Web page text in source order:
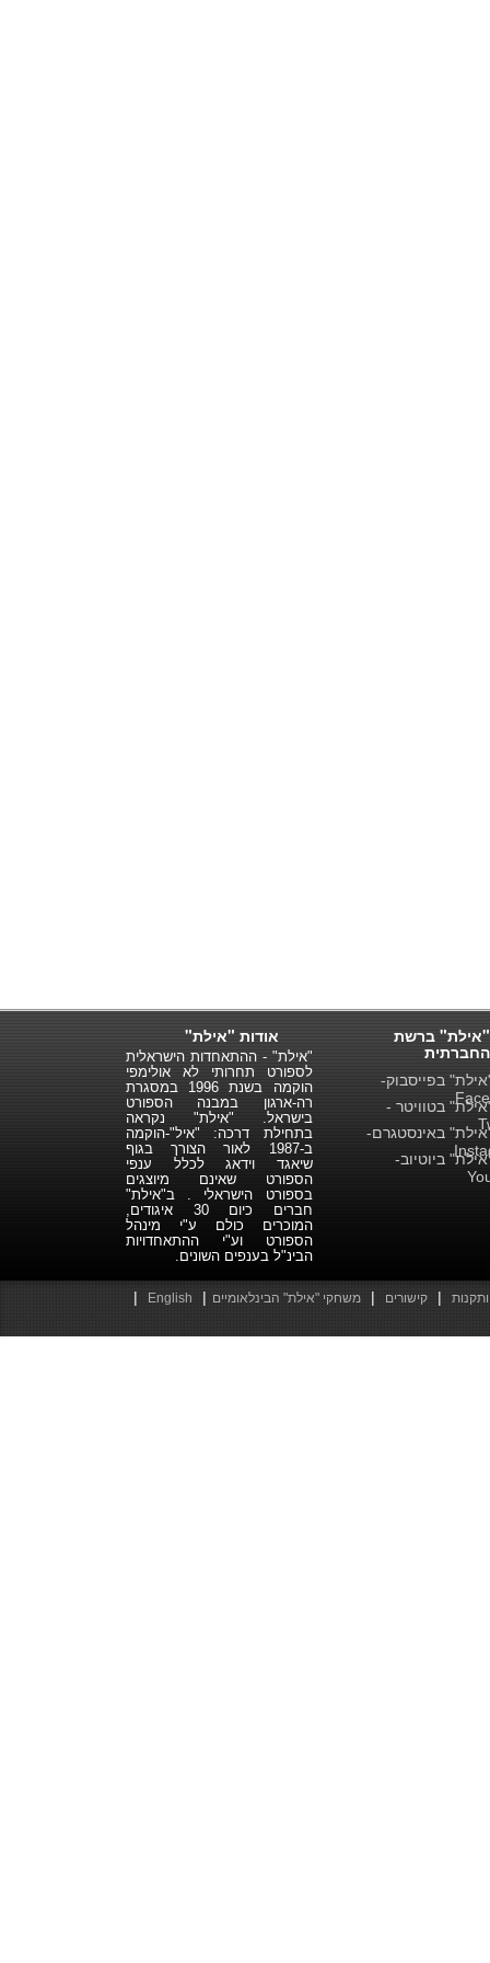
אודות "אילת"
"אילת" - ההתאחדות הישראלית
לספורט תחרותי לא אולימפי
הוקמה בשנת 1996 במסגרת
רה-ארגון במבנה הספורט
בישראל. "אילת" נקראה
בתחילת דרכה: "איל"-הוקמה
ב-1987 לאור הצורך בגוף
שיאגד וידאג לכלל ענפי
הספורט שאינם מיוצגים
בספורט הישראלי . ב"אילת"
חברים כיום 30 איגודים,
המוכרים כולם ע"י מינהל
הספורט וע"י ההתאחדויות
הבינ"ל בענפים השונים.
"אילת" ברשת
החברתית
בפייסבוק-
בטוויטר -
באינסטגרם-
ביוטיוב-
| קישורים | משחקי "אילת" הבינלאומיים |
English
|